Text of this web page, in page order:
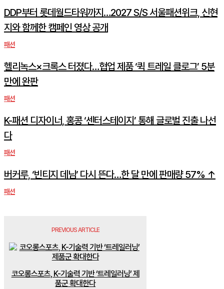
DDP부터 롯데월드타워까지…2027 S/S 서울패션위크, 신현
지와 함께한 캠페인 영상 공개
패션
헬리녹스×크록스 터졌다…협업 제품 ‘퀵 트레일 클로그’ 5분
만에 완판
패션
K-패션 디자이너, 홍콩 ‘센터스테이지’ 통해 글로벌 진출 나선
다
패션
버커루, ‘빈티지 데님’ 다시 뜬다…한 달 만에 판매량 57% ↑
패션
PREVIOUS ARTICLE
코오롱스포츠, K-기술력 기반 ‘트레일러닝’ 제
품군 확대한다